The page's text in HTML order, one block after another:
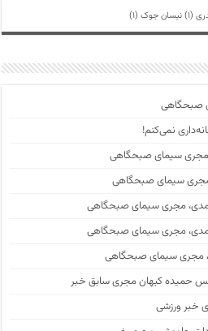
(1) نیسان جوک (1)
صبحگاهی
نمی‌کنم!
مجری سیمای صبحگاهی
مجری سیمای صبحگاهی
مجری سیمای صبحگاهی
مجری سیمای صبحگاهی
مجری سیمای صبحگاهی
حمیده کیهان مجری سابق خبر
خبر ورزشی